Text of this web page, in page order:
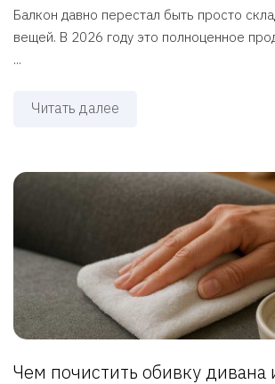
Балкон давно перестал быть просто
вещей. В 2026 году это полноценное
...
Читать далее
Чем почистить обивку дивана